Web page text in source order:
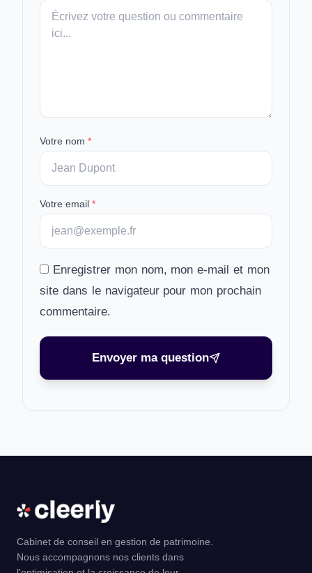
Votre
message
Votre nom *
Votre email *
Enregistrer mon nom, mon e-mail et mon
site dans le navigateur pour mon prochain
commentaire.
Envoyer ma question
Cabinet de conseil en gestion de patrimoine.
Nous accompagnons nos clients dans